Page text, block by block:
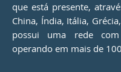
que está presente,
China, Índia, Itália,
possui uma rede
operando em mais de